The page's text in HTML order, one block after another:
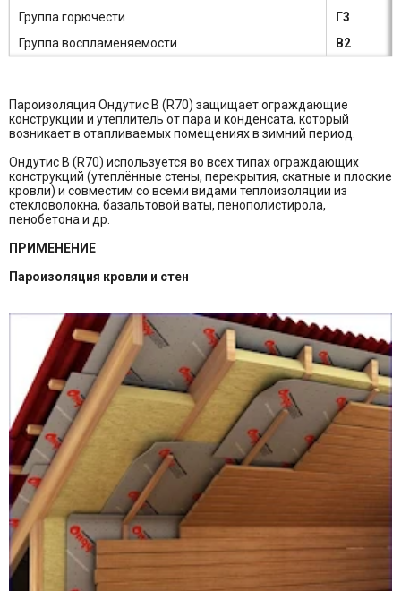
Группа горючести
Г3
Группа воспламеняемости
В2
Пароизоляция Ондутис B (R70) защищает ограждающие
конструкции и утеплитель от пара и конденсата, который
возникает в отапливаемых помещениях в зимний период.
Ондутис B (R70) используется во всех типах ограждающих
конструкций (утеплённые стены, перекрытия, скатные и плоские
кровли) и совместим со всеми видами теплоизоляции из
стекловолокна, базальтовой ваты, пенополистирола,
пенобетона и др.
ПРИМЕНЕНИЕ
Пароизоляция кровли и стен